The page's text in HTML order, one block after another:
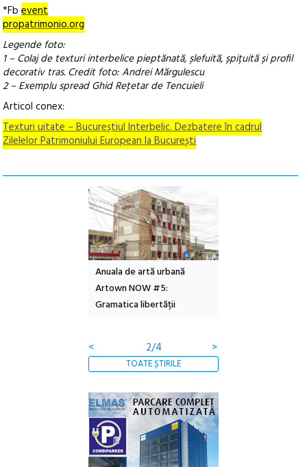
*Fbevent
propatrimonio.org
Legende foto:
1 – Colaj de texturi interbelice pieptănată, șlefuită, șpițuită și profil
decorativ tras. Credit foto: Andrei Mărgulescu
2 – Exemplu spread Ghid Reţetar de Tencuieli
Articol conex:
Texturi uitate – Bucureștiul Interbelic. Dezbatere în cadrul
Zilelelor Patrimoniului European la București
Anuala de artă urbană
Artown NOW #5:
Gramatica libertății
Festivalul Cinemascop
revine la Eforie Sud cu a IX-a
ediție
<
3/4 >
TOATE ȘTIRILE